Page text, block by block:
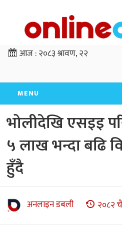
आज :२०८३ श्रावण, २२
MENU
भोलीदेखि एसइइ
५ लाख भन्दा बढि
हुँदै
अनलाइन डबली २०८२